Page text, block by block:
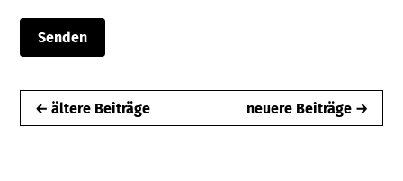
← ältere Beiträge neuere Beiträge →